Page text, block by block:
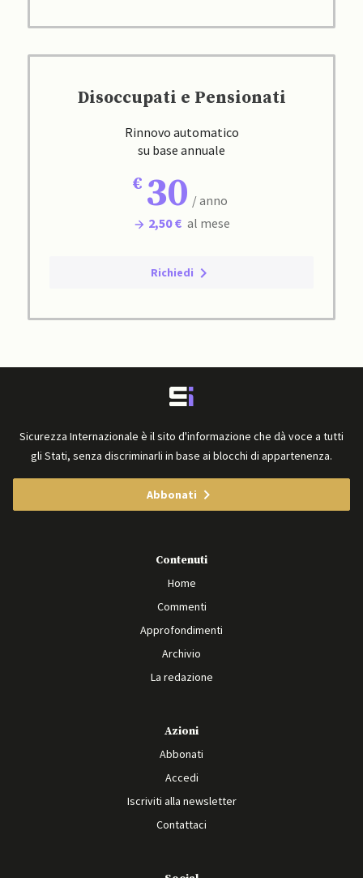
Disoccupati e Pensionati
Rinnovo automatico
su base annuale
30 / anno
2,50 € al mese
Richiedi
Sicurezza Internazionale è il sito d'informazione che dà voce a tutti
gli Stati, senza discriminarli in base ai blocchi di appartenenza.
Abbonati
Contenuti
Home
Commenti
Approfondimenti
Archivio
La redazione
Azioni
Abbonati
Accedi
Iscriviti alla newsletter
Contattaci